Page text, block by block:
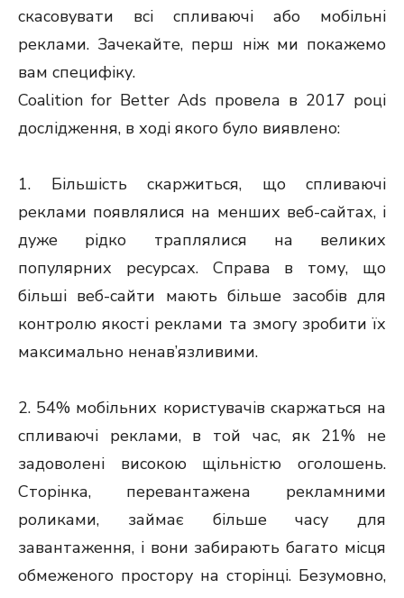
скасовувати всі спливаючі або мобільні
реклами. Зачекайте, перш ніж ми покажемо
вам специфіку.
Coalition for Better Ads провела в 2017 році
дослідження, в ході якого було виявлено:
1. Більшість скаржиться, що спливаючі
реклами появлялися на менших веб-сайтах, і
дуже рідко траплялися на великих
популярних ресурсах. Справа в тому, що
більші веб-сайти мають більше засобів для
контролю якості реклами та змогу зробити їх
максимально ненав’язливими.
2. 54% мобільних користувачів скаржаться на
спливаючі реклами, в той час, як 21% не
задоволені високою щільністю оголошень.
Сторінка, перевантажена рекламними
роликами, займає більше часу для
завантаження, і вони забирають багато місця
обмеженого простору на сторінці. Безумовно,